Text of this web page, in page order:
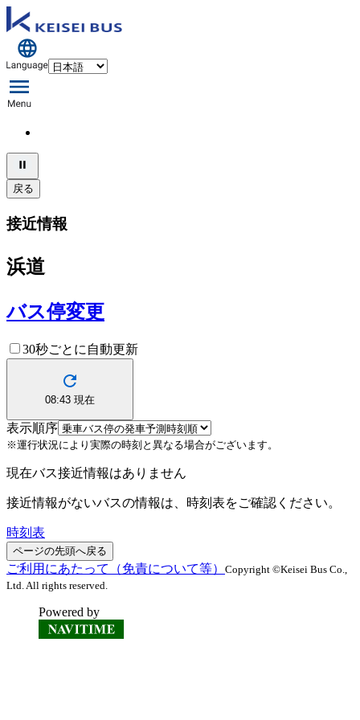
戻る
接近情報
浜道
バス停変更
30秒ごとに自動更新
08:43 現在
表示順序
※運行状況により実際の時刻と異なる場合がございます。
現在バス接近情報はありません
接近情報がないバスの情報は、時刻表をご確認ください。
時刻表
ページの先頭へ戻る
ご利用にあたって（免責について等） Copyright ©Keisei Bus Co.,
Ltd. All rights reserved.
Powered by